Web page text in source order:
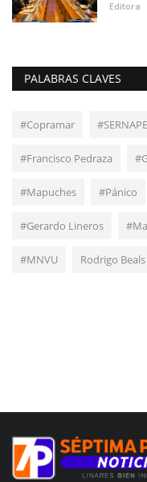
Editora
PALABRAS CLAVES
#Copramar
#Francisco Pedraza
#Mapuches #Pánico
#Gerardo Lineros
#MNVU Rodrigo Beals